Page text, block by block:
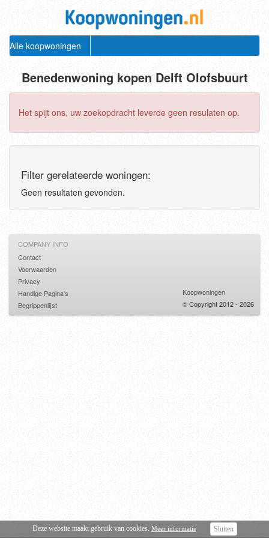
Alle koopwoningen
Benedenwoning kopen Delft Olofsbuurt
Het spijt ons, uw zoekopdracht leverde geen resulaten op.
Filter gerelateerde woningen:
Geen resultaten gevonden.
Deze website maakt gebruik van cookies. Meer informatie Sluiten
COMPANY INFO
Contact
Voorwaarden
Privacy
Handige Pagina's
Begrippenlijst
Koopwoningen
© Copyright 2012 - 2026